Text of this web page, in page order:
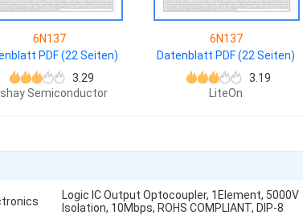
6N137
PDF (22 Seiten)
3.29
Semiconductor
6N137
Datenblatt PDF (22 Seiten)
3.19
LiteOn
Logic IC Output Optocoupler, 1Element, 5000V
Isolation, 10Mbps, ROHS COMPLIANT, DIP-8